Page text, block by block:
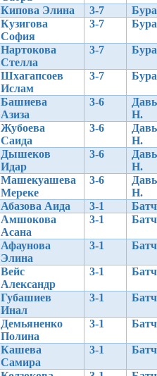
Кипова Элина 3-7
Кузигова
София
3-7
Нартокова
Стелла
3-7
Шхагапсоев
Ислам
3-7
Башиева
Азиза
3-6
Н.
Жубоева
Саида
3-6
Н.
Дышеков
Идар
3-6
Н.
Машекуашева
Мереке
3-6
Н.
Абазова Аида
3-1
Амшокова
Асана
3-1
Афаунова
Элина
3-1
Вейс
Александр
3-1
Губашиев
Инал
3-1
Демьяненко
Полина
3-1
Кашева
Самира
3-1